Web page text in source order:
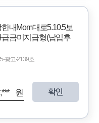
내Mom대로5.10.5보
금미지급형(납입후
광고-2139호
원 확인